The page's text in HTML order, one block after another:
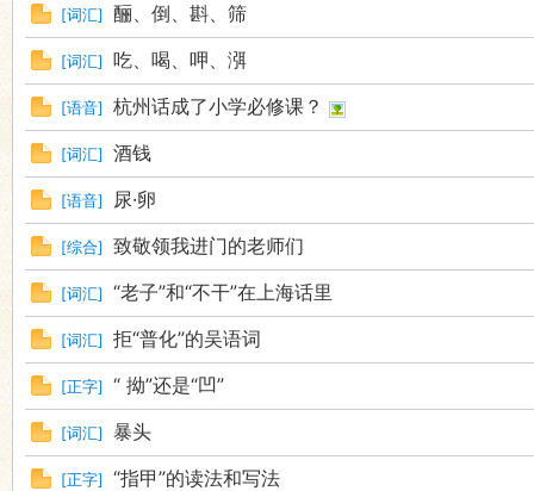
会
[词汇] 酾、倒、斟、筛
[词汇] 吃、喝、呷、渳
[语音] 杭州话成了小学必修课？
[词汇] 酒钱
[语音] 尿·卵
[综合] 致敬领我进门的老师们
[词汇] “老子”和“不干”在上海话里
[词汇] 拒“普化”的吴语词
[正字] “ 拗”还是“凹”
[词汇] 暴头
[正字] “指甲”的读法和写法